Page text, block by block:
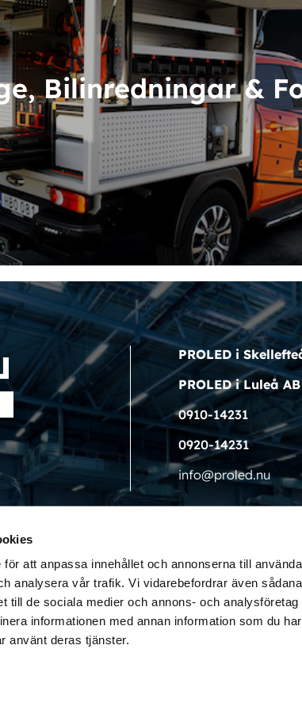
att anpassa innehållet och annonserna till
analysera vår trafik. Vi vidarebefordrar även
till de sociala medier och annons- och
informationen med annan information som du
använt deras tjänster.
Bilinredningar &
PROLED i
PROLED i Luleå AB
0910-14231
0920-14231
info@proled.nu
© LED LIGHT i Skellefteå. Producerad av Jo Kommunikation.